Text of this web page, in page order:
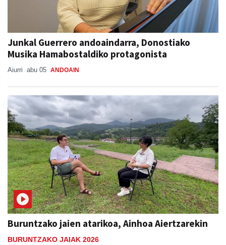
Junkal Guerrero andoaindarra, Donostiako
Musika Hamabostaldiko protagonista
Aiurri abu 05 ANDOAIN
Buruntzako jaien atarikoa, Ainhoa Aiertzarekin
BURUNTZAKO JAIAK 2026